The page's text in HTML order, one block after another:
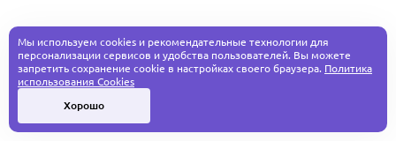
Мы используем cookies и рекомендательные технологии для
персонализации сервисов и удобства пользователей. Вы можете
запретить сохранение cookie в настройках своего браузера. Политика
использования Cookies
Хорошо